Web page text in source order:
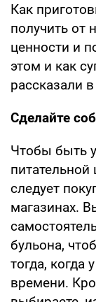
Как
получить от
ценности и
этом и как
рассказали в
Сделайте
Чтобы быть
следует
магазинах.
бульона,
тогда, когда
времени.